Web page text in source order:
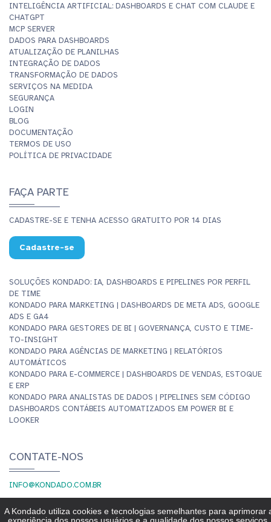
INTELIGÊNCIA ARTIFICIAL: DASHBOARDS E CHAT COM CLAUDE E
CHATGPT
MCP SERVER
DADOS PARA DASHBOARDS
ATUALIZAÇÃO DE PLANILHAS
INTEGRAÇÃO DE DADOS
TRANSFORMAÇÃO DE DADOS
SERVIÇOS NA MEDIDA
SEGURANÇA
LOGIN
BLOG
DOCUMENTAÇÃO
TERMOS DE USO
POLÍTICA DE PRIVACIDADE
FAÇA PARTE
CADASTRE-SE E TENHA ACESSO GRATUITO POR 14 DIAS
Cadastre-se
SOLUÇÕES KONDADO: IA, DASHBOARDS E PIPELINES POR PERFIL
DE TIME
KONDADO PARA MARKETING | DASHBOARDS DE META ADS, GOOGLE
ADS E GA4
KONDADO PARA GESTORES DE BI | GOVERNANÇA, CUSTO E TIME-
TO-INSIGHT
KONDADO PARA AGÊNCIAS DE MARKETING | RELATÓRIOS
AUTOMÁTICOS
KONDADO PARA E-COMMERCE | DASHBOARDS DE VENDAS, ESTOQUE
E ERP
KONDADO PARA ANALISTAS DE DADOS | PIPELINES SEM CÓDIGO
DASHBOARDS CONTÁBEIS AUTOMATIZADOS EM POWER BI E
LOOKER
CONTATE-NOS
INFO@KONDADO.COM.BR